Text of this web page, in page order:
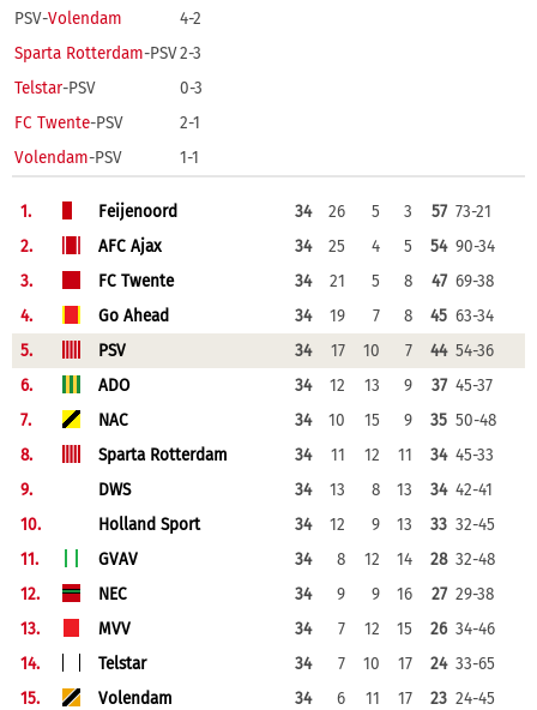
PSV-Volendam
4-2
Sparta Rotterdam-PSV2-3
Telstar-PSV
0-3
FC Twente-PSV
2-1
Volendam-PSV 1-1
1. Feijenoord 34 26 5 3 57 73-21
2.
AFC Ajax 34 25 4 5 54 90-34
3.
FC Twente 34 21 5 8 47 69-38
4.
Go Ahead 34 19 7 8 45 63-34
5.
PSV 34 17 10 7 44 54-36
6.
ADO 34 12 13 9 37 45-37
7.
NAC 34 10 15 9 35 50-48
8.
Sparta Rotterdam 34 11 12 11 34 45-33
9.
DWS 34 13 8 13 34 42-41
10.
Holland Sport 34 12 9 13 33 32-45
11.
GVAV 34 8 12 14 28 32-48
12.
NEC 34 9 9 16 27 29-38
13.
MVV 34 7 12 15 26 34-46
14.
Telstar 34 7 10 17 24 33-65
15.
Volendam 34 6 11 17 23 24-45